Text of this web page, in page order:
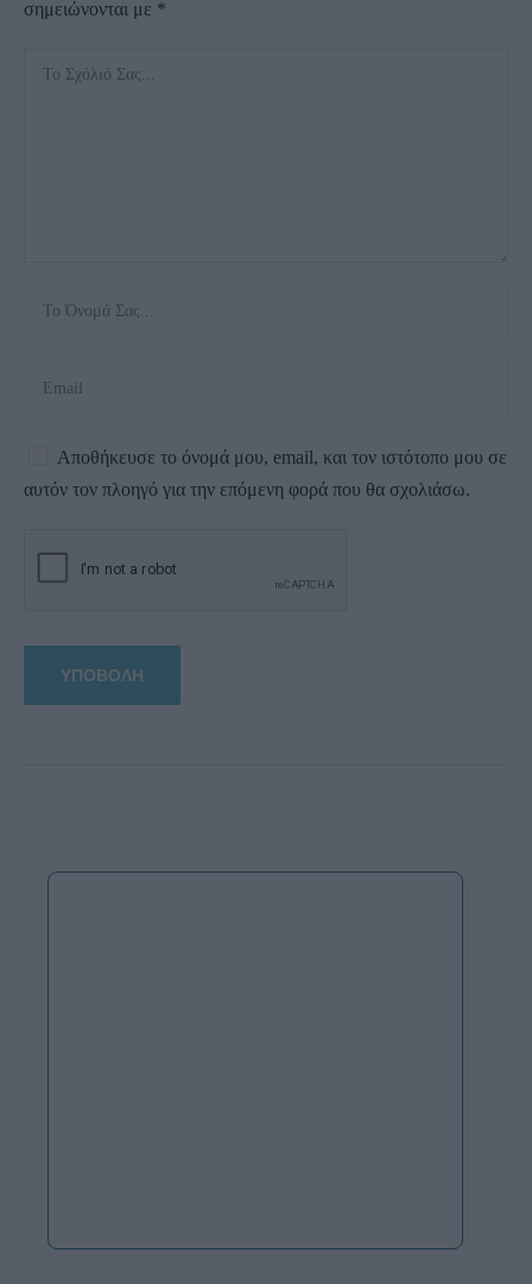
σημειώνονται με *
Αποθήκευσε το όνομά μου, email, και τον ιστότοπο μου σε
αυτόν τον πλοηγό για την επόμενη φορά που θα σχολιάσω.